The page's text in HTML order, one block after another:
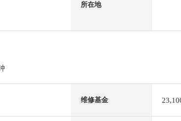
所在地
维修基金